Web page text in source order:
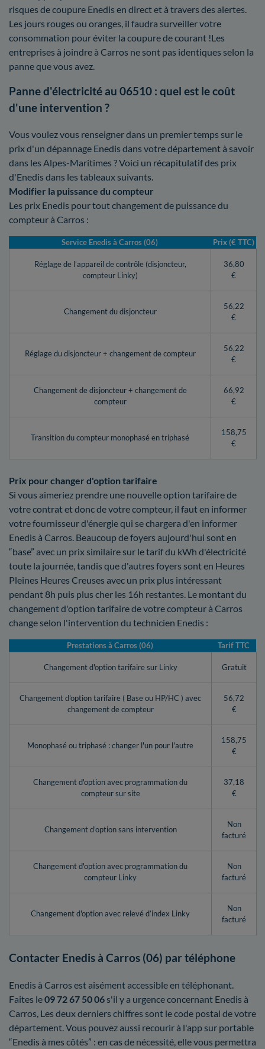
risques de coupure Enedis en direct et à travers des alertes.
Les jours rouges ou oranges, il faudra surveiller votre
consommation pour éviter la coupure de courant !Les
entreprises à joindre à Carros ne sont pas identiques selon la
panne que vous avez.
Panne d'électricité au 06510 : quel est le coût
d'une intervention ?
Vous voulez vous renseigner dans un premier temps sur le
prix d'un dépannage Enedis dans votre département à savoir
dans les Alpes-Maritimes ? Voici un récapitulatif des prix
d'Enedis dans les tableaux suivants.
Modifier la puissance du compteur
Les prix Enedis pour tout changement de puissance du
compteur à Carros :
Service Enedis à Carros (06) Prix (€ TTC)
Réglage de l’appareil de contrôle (disjoncteur,
compteur Linky)
36,80
€
Changement du disjoncteur
56,22
€
Réglage du disjoncteur + changement de compteur
56,22
€
Changement de disjoncteur + changement de
compteur
66,92
€
Transition du compteur monophasé en triphasé
158,75
€
Prix pour changer d'option tarifaire
Si vous aimeriez prendre une nouvelle option tarifaire de
votre contrat et donc de votre compteur, il faut en informer
votre fournisseur d'énergie qui se chargera d'en informer
Enedis à Carros. Beaucoup de foyers aujourd'hui sont en
“base” avec un prix similaire sur le tarif du kWh d'électricité
toute la journée, tandis que d'autres foyers sont en Heures
Pleines Heures Creuses avec un prix plus intéressant
pendant 8h puis plus cher les 16h restantes. Le montant du
changement d'option tarifaire de votre compteur à Carros
change selon l'intervention du technicien Enedis :
Prestations à Carros (06) Tarif TTC
Changement d'option tarifaire sur Linky Gratuit
Changement d'option tarifaire ( Base ou HP/HC ) avec
changement de compteur
56,72
€
Monophasé ou triphasé : changer l'un pour l'autre
158,75
€
Changement d'option avec programmation du
compteur sur site
37,18
€
Changement d'option sans intervention
Non
facturé
Changement d'option avec programmation du
compteur Linky
Non
facturé
Changement d'option avec relevé d’index Linky
Non
facturé
Contacter Enedis à Carros (06) par téléphone
Enedis à Carros est aisément accessible en téléphonant.
Faites le09 72 67 50 06s'il y a urgence concernant Enedis à
Carros, Les deux derniers chiffres sont le code postal de votre
département. Vous pouvez aussi recourir à l'app sur portable
“Enedis à mes côtés” : en cas de nécessité, elle vous permettra